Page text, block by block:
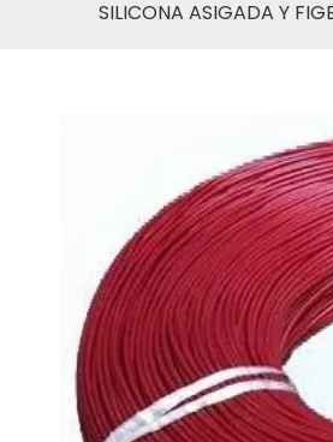
SILICONA ASIGADA Y